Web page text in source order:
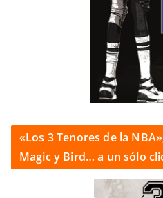
«Los 3 Tenores de la
Magic y Bird… a un sólo